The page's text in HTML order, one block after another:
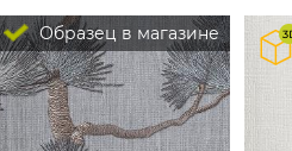
Образец в магазине